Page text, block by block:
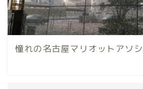
憧れの名古屋マリオットアソ